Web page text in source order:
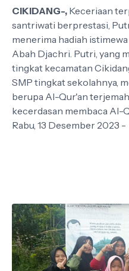
CIKIDANG-, Keceriaan
santriwati berprestasi,
menerima hadiah
Abah Djachri. Putri, yang
tingkat kecamatan
SMP tingkat sekolahnya,
berupa Al-Qur'an
kecerdasan membaca Al-
Rabu, 13 Desember 2023 -